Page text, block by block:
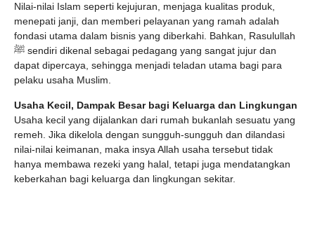
Nilai-nilai Islam seperti kejujuran, menjaga kualitas produk,
menepati janji, dan memberi pelayanan yang ramah adalah
fondasi utama dalam bisnis yang diberkahi. Bahkan, Rasulullah
ﷺ sendiri dikenal sebagai pedagang yang sangat jujur dan
dapat dipercaya, sehingga menjadi teladan utama bagi para
pelaku usaha Muslim.
Usaha Kecil, Dampak Besar bagi Keluarga dan Lingkungan
Usaha kecil yang dijalankan dari rumah bukanlah sesuatu yang
remeh. Jika dikelola dengan sungguh-sungguh dan dilandasi
nilai-nilai keimanan, maka insya Allah usaha tersebut tidak
hanya membawa rezeki yang halal, tetapi juga mendatangkan
keberkahan bagi keluarga dan lingkungan sekitar.